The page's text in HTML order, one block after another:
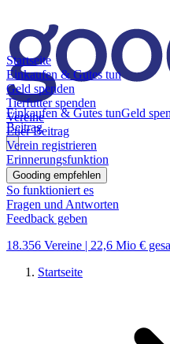
Einkaufen & Gutes tunGeld
Beitrag
Startseite
Einkaufen & Gutes tun
Geld spenden
Tierfutter spenden
Vereine
Euer Beitrag
Verein registrieren
Erinnerungsfunktion
Gooding empfehlen
So funktioniert es
Fragen und Antworten
Feedback geben
18.356 Vereine | 22,6 Mio €
Startseite